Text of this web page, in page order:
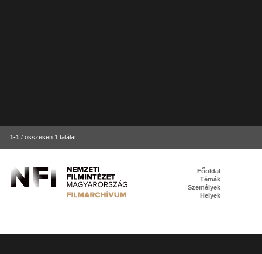
1-1 / összesen 1 találat
Főoldal
Témák
Személyek
Helyek